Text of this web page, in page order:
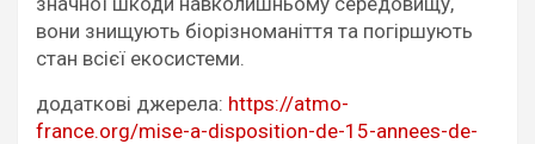
вони знищують біорізноманіття та погіршують
стан всієї екосистеми.
додаткові джерела: https://atmo-
france.org/mise-a-disposition-de-15-annees-de-